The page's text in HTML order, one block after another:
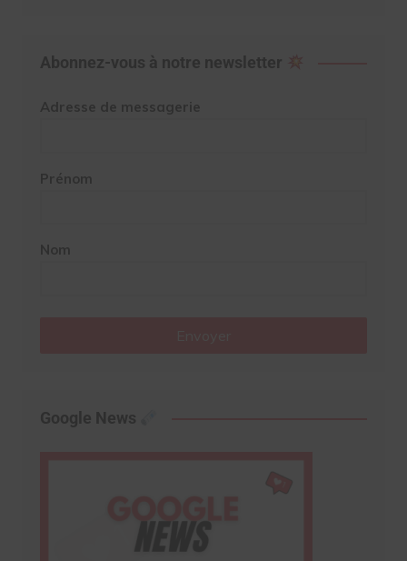
Abonnez-vous à notre newsletter
Adresse de messagerie
Prénom
Nom
Google News